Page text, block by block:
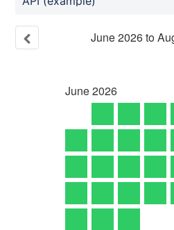
June2026to
June2026